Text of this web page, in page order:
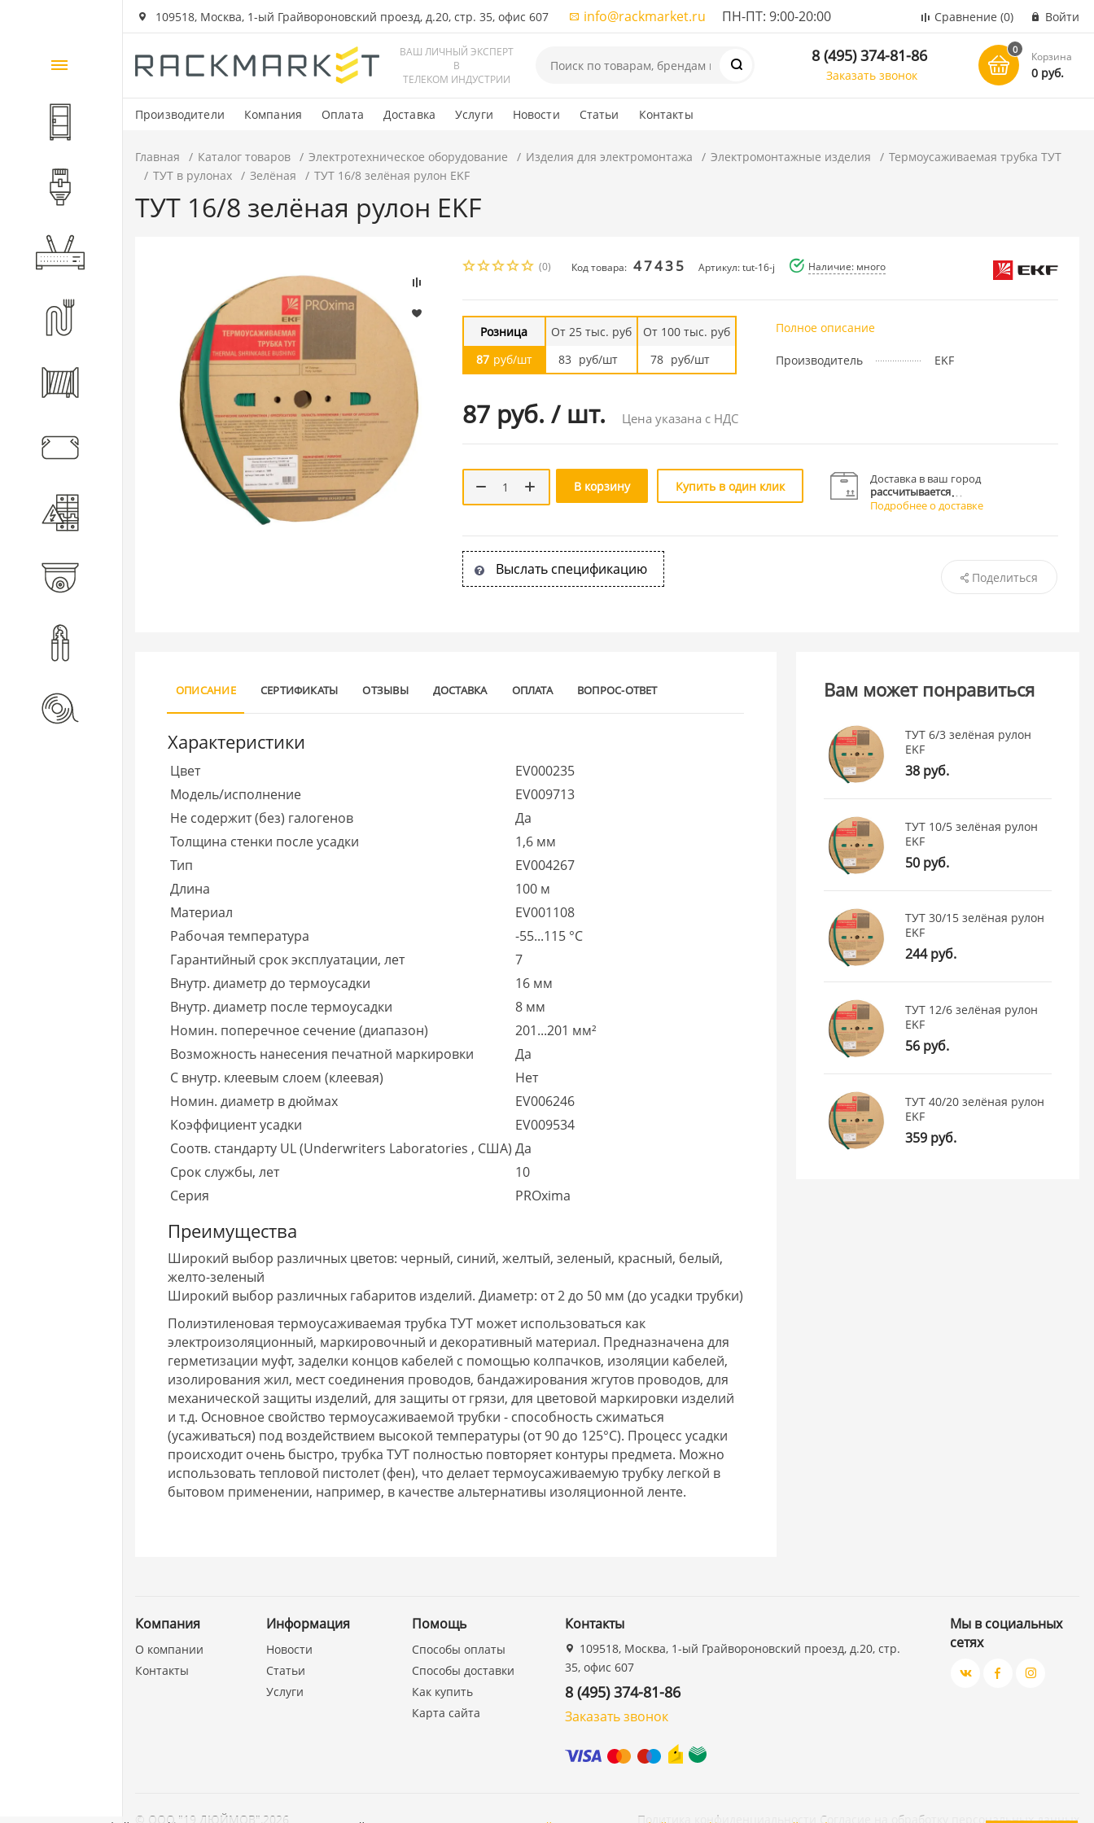
109518, Москва, 1-ый Грайвороновский проезд, д.20, стр. 35, офис 607 info@rackmarket.ru ПН-ПТ: 9:00-20:00 Сравнение (0) Войти
ВАШ ЛИЧНЫЙ ЭКСПЕРТ
В
ТЕЛЕКОМ ИНДУСТРИИ
8 (495) 374-81-86
Заказать звонок
0
Корзина
0 руб.
Производители Компания Оплата Доставка Услуги Новости Статьи Контакты
Каталог
товаров
Шкафы и стойки
Компоненты СКС
Волоконно-оптические
Кабеленесущие системы
Главная Каталог товаров Электротехническое оборудование Изделия для электромонтажа Электромонтажные изделия
Термоусаживаемая трубка ТУТ
ТУТ в рулонах
Зелёная ТУТ 16/8 зелёная рулон EKF
ТУТ 16/8 зелёная рулон EKF
(0) Код товара: 47435 Артикул: tut-16-j Наличие: много
Розница
87 руб/шт
От 25 тыс. руб
83 руб/шт
От 100 тыс. руб
78 руб/шт
87 руб. / шт. Цена указана с НДС
Полное описание
Производитель EKF
В корзину Купить в один клик
Доставка в ваш город
рассчитывается
Подробнее о доставке
Выслать спецификацию Поделиться
ОПИСАНИЕ СЕРТИФИКАТЫ ОТЗЫВЫ ДОСТАВКА ОПЛАТА ВОПРОС-ОТВЕТ
Характеристики
Цвет
EV000235
Модель/исполнение
EV009713
Не содержит (без) галогенов
Да
Толщина стенки после усадки
1,6 мм
Тип
EV004267
Длина
100 м
Материал
EV001108
Рабочая температура
-55...115 °C
Гарантийный срок эксплуатации, лет
7
Внутр. диаметр до термоусадки
16 мм
Внутр. диаметр после термоусадки
8 мм
Номин. поперечное сечение (диапазон)
201...201 мм²
Возможность нанесения печатной маркировки
Да
С внутр. клеевым слоем (клеевая)
Нет
Номин. диаметр в дюймах
EV006246
Коэффициент усадки
EV009534
Соотв. стандарту UL (Underwriters Laboratories , США) Да
Срок службы, лет
10
Серия
PROxima
Преимущества
Широкий выбор различных цветов: черный, синий, желтый, зеленый, красный, белый,
желто-зеленый
Широкий выбор различных габаритов изделий. Диаметр: от 2 до 50 мм (до усадки трубки)
Полиэтиленовая термоусаживаемая трубка ТУТ может использоваться как
электроизоляционный, маркировочный и декоративный материал. Предназначена для
герметизации муфт, заделки концов кабелей с помощью колпачков, изоляции кабелей,
изолирования жил, мест соединения проводов, бандажирования жгутов проводов, для
механической защиты изделий, для защиты от грязи, для цветовой маркировки изделий
и т.д. Основное свойство термоусаживаемой трубки - способность сжиматься
(усаживаться) под воздействием высокой температуры (от 90 до 125°С). Процесс усадки
происходит очень быстро, трубка ТУТ полностью повторяет контуры предмета. Можно
использовать тепловой пистолет (фен), что делает термоусаживаемую трубку легкой в
бытовом применении, например, в качестве альтернативы изоляционной ленте.
Вам может понравиться
ТУТ 6/3 зелёная рулон
EKF
38 руб.
ТУТ 10/5 зелёная рулон
EKF
50 руб.
ТУТ 30/15 зелёная рулон
EKF
244 руб.
ТУТ 12/6 зелёная рулон
EKF
56 руб.
ТУТ 40/20 зелёная рулон
EKF
359 руб.
Компания
О компании
Контакты
Информация
Новости
Статьи
Услуги
Помощь
Способы оплаты
Способы доставки
Как купить
Карта сайта
Контакты
109518, Москва, 1-ый Грайвороновский проезд, д.20, стр.
35, офис 607
8 (495) 374-81-86
Заказать звонок
Мы в социальных
сетях
© ООО "19 ДЮЙМОВ" 2026 Политика конфиденциальности Согласие на обработку персональных данных